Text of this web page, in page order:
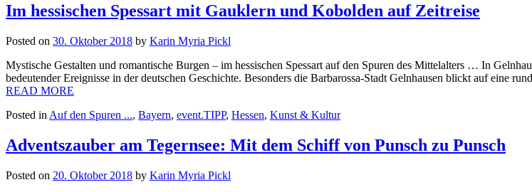
Im hessischen Spessart mit Gauklern und Kobolden auf Zeitreise
Posted on 30. Oktober 2018 by Karin Myria Pickl
Mystische Gestalten und romantische Burgen – im hessischen Spessart auf den Spuren des Mittelalters … In
bedeutender Ereignisse in der deutschen Geschichte. Besonders die Barbarossa-Stadt Gelnhausen blickt auf eine
READ MORE
Posted in Auf den Spuren ..., Bayern, event.TIPP, Hessen, Kunst & Kultur
Adventszauber am Tegernsee: Mit dem Schiff von Punsch zu Punsch
Posted on 20. Oktober 2018 by Karin Myria Pickl